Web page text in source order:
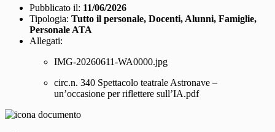
Pubblicato il: 11/06/2026
Tipologia: Tutto il personale, Docenti, Alunni, Famiglie,
Personale ATA
Allegati:
IMG-20260611-WA0000.jpg
circ.n. 340 Spettacolo teatrale Astronave –
un’occasione per riflettere sull’IA.pdf